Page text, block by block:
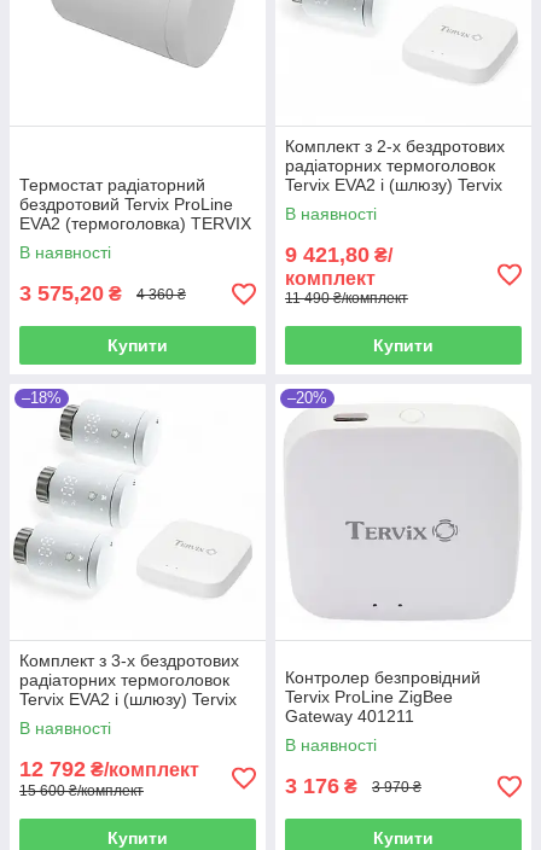
Термостат радіаторний
бездротовий Tervix ProLine
EVA2 (термоголовка) TERVIX
В наявності
3 575,20 ₴ 4 360 ₴
Купити
Комплект з 2-х бездротових
радіаторних термоголовок
Tervix EVA2 і (шлюзу) Tervix
Zigbee Gateway
В наявності
9 421,80 ₴/
комплект
11 490 ₴/комплект
Купити
–18%
Комплект з 3-х бездротових
радіаторних термоголовок
Tervix EVA2 і (шлюзу) Tervix
Zigbee Gateway
В наявності
12 792 ₴/комплект
15 600 ₴/комплект
Купити
–20%
Контролер безпровідний
Tervix ProLine ZigBee
Gateway 401211
В наявності
3 176 ₴ 3 970 ₴
Купити